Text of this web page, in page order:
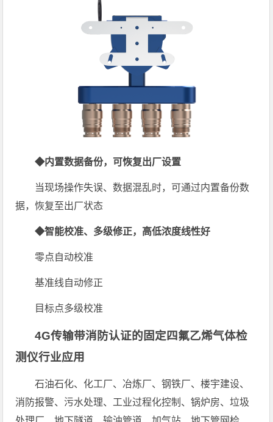
◆内置数据备份，可恢复出厂设置
当现场操作失误、数据混乱时，可通过内置备份数
据，恢复至出厂状态
◆智能校准、多级修正，高低浓度线性好
零点自动校准
基准线自动修正
目标点多级校准
4G传输带消防认证的固定四氟乙烯气体检
测仪行业应用
石油石化、化工厂、冶炼厂、钢铁厂、楼宇建设、
消防报警、污水处理、工业过程化控制、锅炉房、垃圾